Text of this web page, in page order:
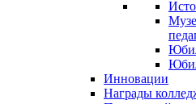
Инновации
Награды